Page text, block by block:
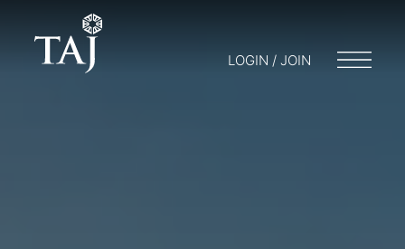
LOGIN / JOIN